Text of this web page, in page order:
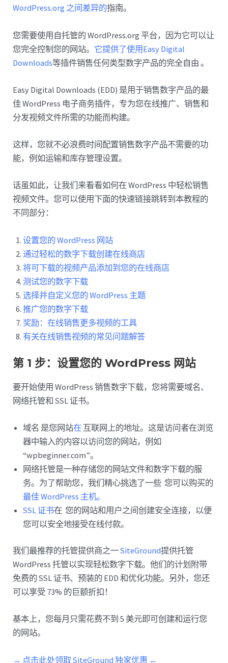
WordPress.org 之间差异的指南。
您需要使用自托管的 WordPress.org 平台，因为它可以让
您完全控制您的网站。 它提供了使用Easy Digital
Downloads等插件销售任何类型数字产品的完全自由 。
Easy Digital Downloads (EDD) 是用于销售数字产品的最
佳 WordPress 电子商务插件，专为您在线推广、销售和
分发视频文件所需的功能而构建。
这样，您就不必浪费时间配置销售数字产品不需要的功
能，例如运输和库存管理设置。
话虽如此，让我们来看看如何在 WordPress 中轻松销售
视频文件。您可以使用下面的快速链接跳转到本教程的
不同部分：
设置您的 WordPress 网站
通过轻松的数字下载创建在线商店
将可下载的视频产品添加到您的在线商店
测试您的数字下载
选择并自定义您的 WordPress 主题
推广您的数字下载
奖励：在线销售更多视频的工具
有关在线销售视频的常见问题解答
第 1 步：设置您的 WordPress 网站
要开始使用 WordPress 销售数字下载，您将需要域名、
网络托管和 SSL 证书。
域名 是您网站在 互联网上的地址。这是访问者在浏览
器中输入的内容以访问您的网站，例如
“wpbeginner.com”。
网络托管是一种存储您的网站文件和数字下载的服
务。为了帮助您，我们精心挑选了一些 您可以购买的
最佳 WordPress 主机。
SSL 证书在 您的网站和用户之间创建安全连接，以便
您可以安全地接受在线付款。
我们最推荐的托管提供商之一SiteGround提供托管
WordPress 托管以实现轻松数字下载。他们的计划附带
免费的 SSL 证书、预装的 EDD 和优化功能。另外，您还
可以享受 73% 的巨额折扣！
基本上，您每月只需花费不到 5 美元即可创建和运行您
的网站。
→ 点击此处领取 SiteGround 独家优惠 ←